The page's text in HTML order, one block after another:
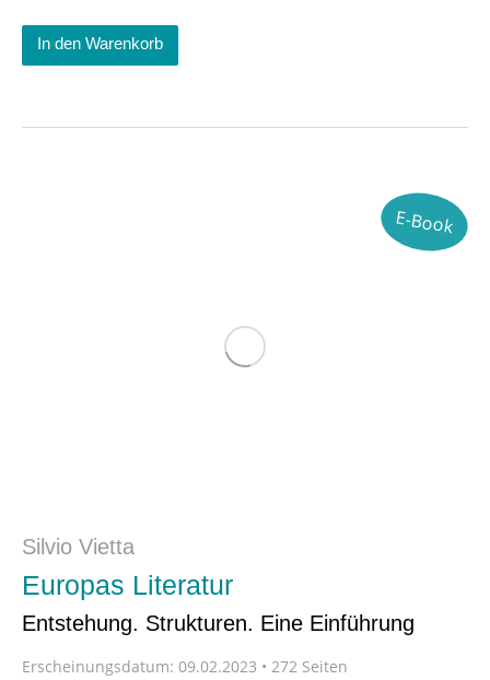
In den Warenkorb
E-Book
Silvio Vietta
Europas Literatur
Entstehung. Strukturen. Eine Einführung
Erscheinungsdatum: 09.02.2023 • 272 Seiten